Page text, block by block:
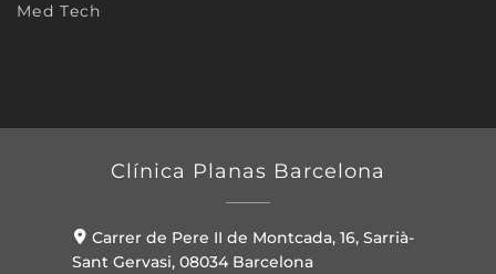
Med Tech
Clínica Planas Barcelona
Carrer de Pere II de Montcada, 16, Sarrià-
Sant Gervasi, 08034 Barcelona